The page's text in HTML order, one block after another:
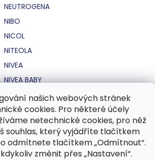
našich webových stránek
cookies. Pro některé účely
netechnické cookies, pro něž
souhlas, který vyjádříte tlačítkem
odmítnete tlačítkem „Odmítnout“.
změnit přes „Nastavení“.
NEUTROGENA
NIBO
NICOL
NITEOLA
NIVEA
NIVEA BABY
NIVEA MEN
NIVEA SUN
NO STRESS
NOHEL GARDEN
NORDICS